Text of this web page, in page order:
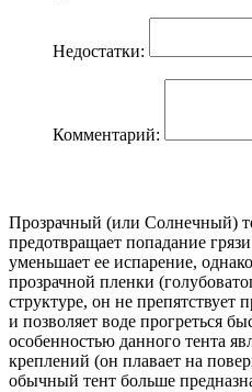
Недостатки:
Комментарий:
Прозрачный (или Солнечный)
предотвращает попадание
уменьшает ее испарение,
прозрачной пленки
структуре, он не
и позволяет воде прогреться
особенностью данного тента
креплений (он плавает на
обычный тент больше